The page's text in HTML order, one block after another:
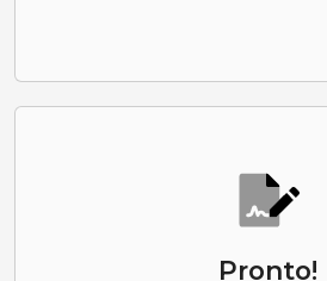
Pronto!